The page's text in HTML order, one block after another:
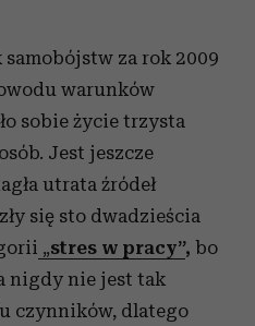
za rok 2009
warunków
sobie życie trzysta
Jest jeszcze
utrata źródeł
się sto dwadzieścia
„stres w pracy”, bo
nigdy nie jest tak
czynników, dlatego